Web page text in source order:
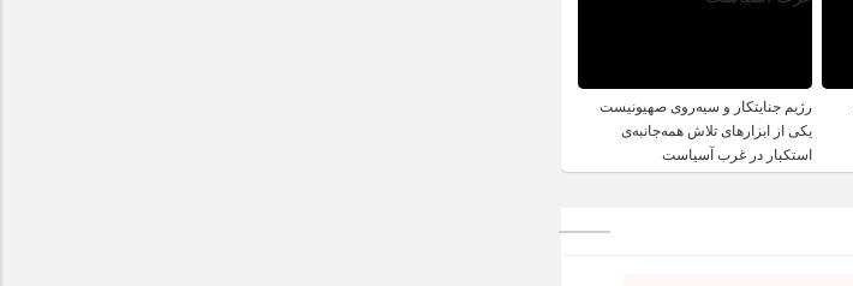
رژیم جنایتکار و سیه‌‌روی صهیونیست
یکی از ابزارهای تلاش همه‌جانبه‌ی
استکبار در غرب آسیاست